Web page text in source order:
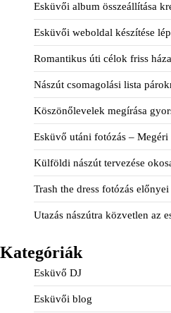
Esküvői album összeállítása
Esküvői weboldal készítése
Romantikus úti célok friss
Nászút csomagolási lista
Köszönőlevelek megírása
Esküvő utáni fotózás – Megéri
Külföldi nászút tervezése
Trash the dress fotózás
Utazás nászútra közvetlen az
Kategóriák
Esküvő DJ
Esküvői blog